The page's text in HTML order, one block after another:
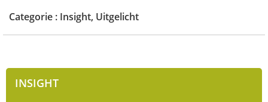
Categorie : Insight, Uitgelicht
INSIGHT